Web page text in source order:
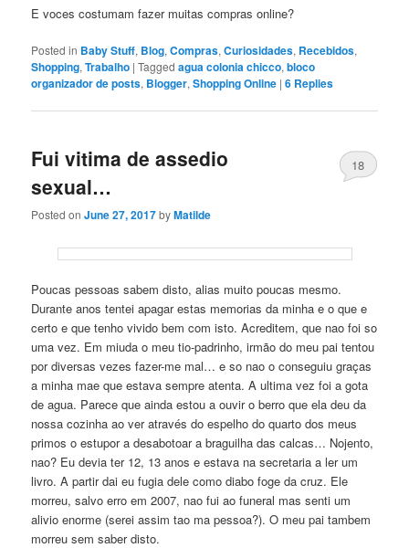
E voces costumam fazer muitas compras online?
Posted in Baby Stuff, Blog,Compras,Curiosidades, Recebidos,
Shopping,Trabalho |Tagged agua colonia chicco,bloco
organizador de posts, Blogger,Shopping Online |6 Replies
Fui vitima de assedio
sexual…
Posted onJune 27, 2017byMatilde
18
Poucas pessoas sabem disto, alias muito poucas mesmo.
Durante anos tentei apagar estas memorias da minha e o que e
certo e que tenho vivido bem com isto. Acreditem, que nao foi so
uma vez. Em miuda o meu tio-padrinho, irmão do meu pai tentou
por diversas vezes fazer-me mal… e so nao o conseguiu graças
a minha mae que estava sempre atenta. A ultima vez foi a gota
de agua. Parece que ainda estou a ouvir o berro que ela deu da
nossa cozinha ao ver através do espelho do quarto dos meus
primos o estupor a desabotoar a braguilha das calcas… Nojento,
nao? Eu devia ter 12, 13 anos e estava na secretaria a ler um
livro. A partir dai eu fugia dele como diabo foge da cruz. Ele
morreu, salvo erro em 2007, nao fui ao funeral mas senti um
alivio enorme (serei assim tao ma pessoa?). O meu pai tambem
morreu sem saber disto.